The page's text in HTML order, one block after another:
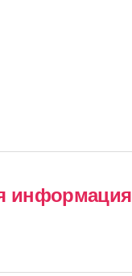
информация